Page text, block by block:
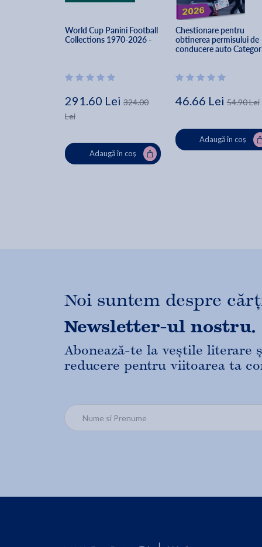
World Cup Panini Football
Collections 1970-2026 -
291.60 Lei 324.00
Lei
Adaugă în coș
Chestionare pentru
obtinerea permisului de
conducere auto
46.66 Lei 54.90 Lei
Adaugă în coș
Noi suntem despre
Newsletter-ul nostru.
Abonează-te la veștile literare
reducere pentru viitoarea ta